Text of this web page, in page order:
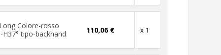
Colore-rosso
tipo-backhand
110,06 € x 1